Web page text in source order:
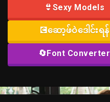
👙Sexy Models
💽ဆော့ဖ်ဝဲဒေါင်းရန်
🔄Font Converter